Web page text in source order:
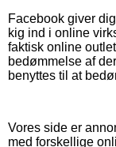
Facebook giver
kig ind i online
faktisk online
bedømmelse af
benyttes til at
Vores side er
med forskellige